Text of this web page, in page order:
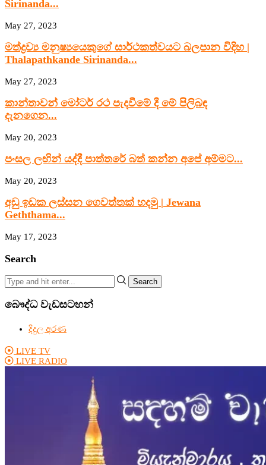
Sirinanda...
May 27, 2023
මත්ද්‍රව්‍ය මනුෂ්‍යයෙකුගේ සාර්ථකත්වයට බලපාන විදිහ |
Thalapathkande Sirinanda...
May 27, 2023
කාන්තාවන් මෝටර් රථ පැදවීමේ දී මේ පිලිබඳ
දැනගෙන...
May 20, 2023
පංසල ලඟින් යද්දී පාත්තරේ බත් කන්න අපේ අම්මට...
May 20, 2023
අඩු ඉඩක ලස්සන ගෙවත්තක් හදමු | Jewana
Geththama...
May 17, 2023
Search
Search
බෞද්ධ වැඩසටහන්
දිදුල අරණ
LIVE TV
LIVE RADIO